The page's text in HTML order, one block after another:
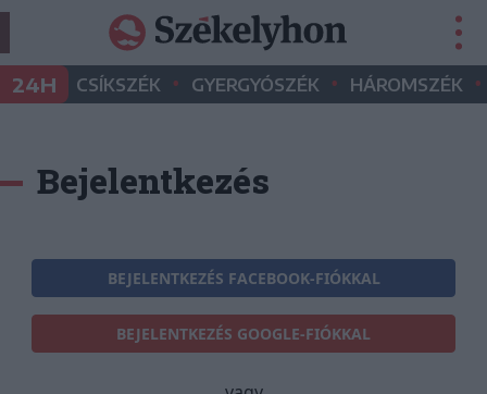
24H CSÍKSZÉK • GYERGYÓSZÉK • HÁROMSZÉK •
Bejelentkezés
BEJELENTKEZÉS FACEBOOK-FIÓKKAL
BEJELENTKEZÉS GOOGLE-FIÓKKAL